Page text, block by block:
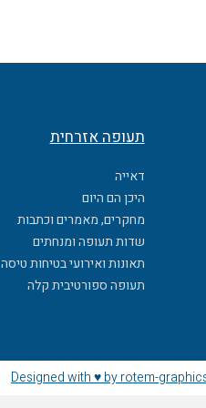
תעופה אזרחית
דאייה
היכן הם היום
מחקרים, מאמרים וכתבות
שדות תעופה ומנחתים
תאונות ואירועי בטיחות טיסה
תעופה ספורטיבית קלה
Designed with ♥ by rotem-